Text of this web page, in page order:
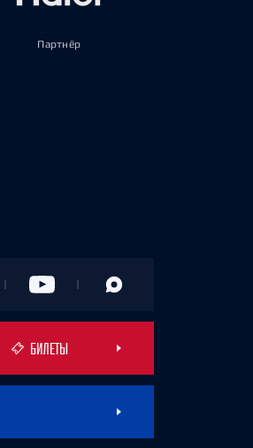
Партнёр
БИЛЕТЫ